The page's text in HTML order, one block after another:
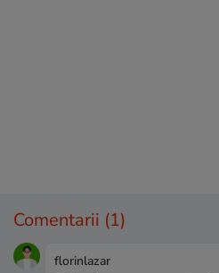
Comentarii (1)
florinlazar